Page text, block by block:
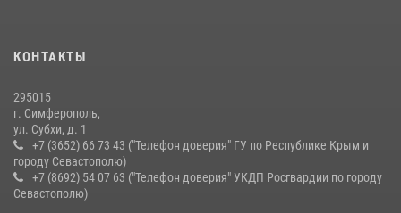
10 июля 2026, 15:10
КОНТАКТЫ
295015
г. Симферополь,
ул. Субхи, д. 1
+7 (3652) 66 73 43 ("Телефон доверия" ГУ по Республике Крым и
городу Севастополю)
+7 (8692) 54 07 63 ("Телефон доверия" УКДП Росгвардии по городу
Севастополю)